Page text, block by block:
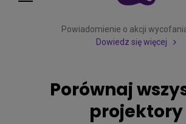
Powiadomienie o akcji
Dowiedz się więcej
Porównaj
projektory